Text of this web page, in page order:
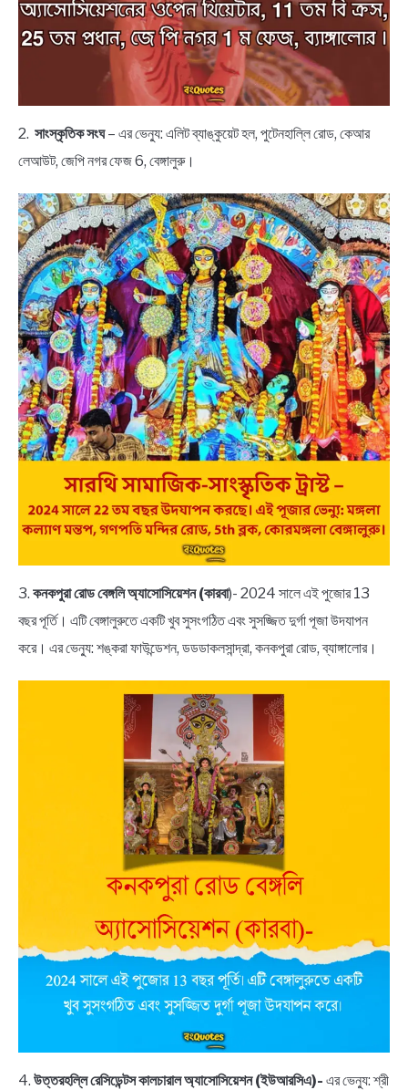
2. সাংস্কৃতিক সংঘ– এর ভেন্যু: এলিট ব্যাঙ্কুয়েট হল, পুটেনহাল্লি রোড, কেআর
লেআউট, জেপি নগর ফেজ 6, বেঙ্গালুরু।
3. কনকপুরা রোড বেঙ্গলি অ্যাসোসিয়েশন (কারবা)- 2024 সালে এই পুজোর 13
বছর পূর্তি। এটি বেঙ্গালুরুতে একটি খুব সুসংগঠিত এবং সুসজ্জিত দুর্গা পূজা উদযাপন
করে। এর ভেন্যু: শঙ্করা ফাউন্ডেশন, ডডডাকলসান্দ্রা, কনকপুরা রোড, ব্যাঙ্গালোর।
4. উত্তরহল্লি রেসিডেন্টস কালচারাল অ্যাসোসিয়েশন (ইউআরসিএ)- এর ভেন্যু: শ্রী